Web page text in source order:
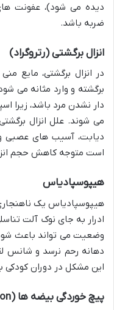
دیده می شود)، عفونت
ضربه باشد.
انزال برگشتی (رتروگراد)
در انزال برگشتی، مایع
برگشته و وارد مثانه می
دار نشدن مرد باشد، زیرا
می شوند. علل انزال
دیابت، آسیب های عصبی
است متوجه کاهش حجم
هیپوسپادیاس
هیپوسپادیاس یک
ادرار به جای نوک آلت
وضعیت می تواند باعث
دهانه رحم نرسد و شانس
این مشکل در دوران کودکی
پیچ خوردگی بیضه ها (Testicular Torsion)